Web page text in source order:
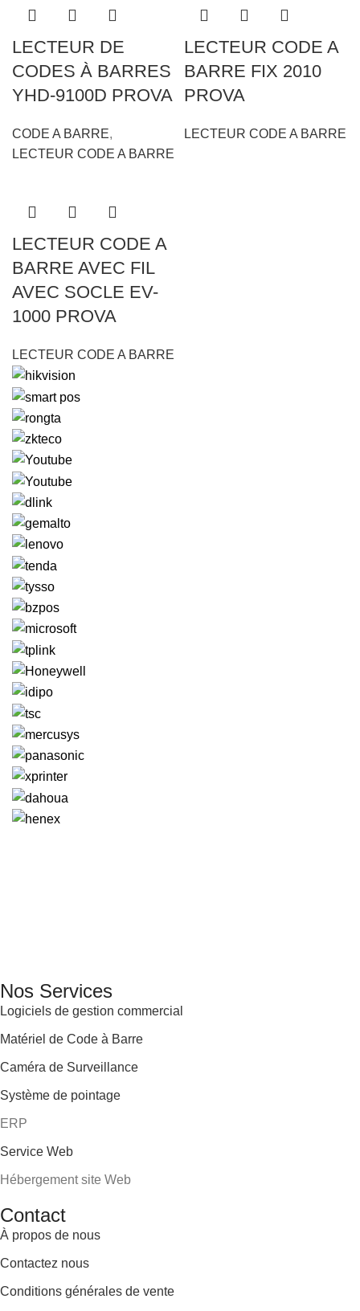
LECTEUR DE
CODES À BARRES
YHD-9100D PROVA
CODE A BARRE,
LECTEUR CODE A BARRE
LECTEUR CODE A
BARRE FIX 2010
PROVA
LECTEUR CODE A BARRE
LECTEUR CODE A
BARRE AVEC FIL
AVEC SOCLE EV-
1000 PROVA
LECTEUR CODE A BARRE
Nos Services
Logiciels de gestion commercial
Matériel de Code à Barre
Caméra de Surveillance
Système de pointage
ERP
Service Web
Hébergement site Web
Contact
À propos de nous
Contactez nous
Conditions générales de vente